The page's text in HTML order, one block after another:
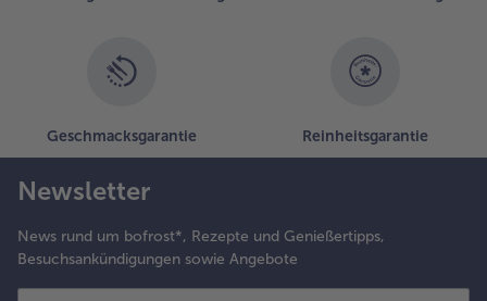
Geschmacksgarantie Reinheitsgarantie
Newsletter
News rund um bofrost*, Rezepte und Genießertipps,
Besuchsankündigungen sowie Angebote